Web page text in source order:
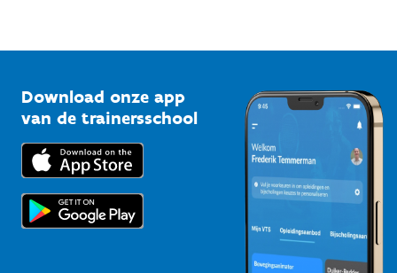
Bedrijven
Trainers en begeleiders
Topsporters
Vlaamse Trainersschool
Kennisplatform
Downloads
Voor de pers
Download onze app
van de trainersschool